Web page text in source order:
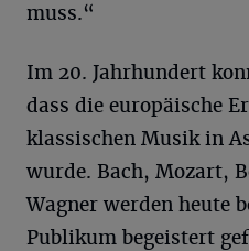
muss.“
Im 20. Jahrhundert
dass die europäische
klassischen Musik in
wurde. Bach, Mozart,
Wagner werden heute
Publikum begeistert